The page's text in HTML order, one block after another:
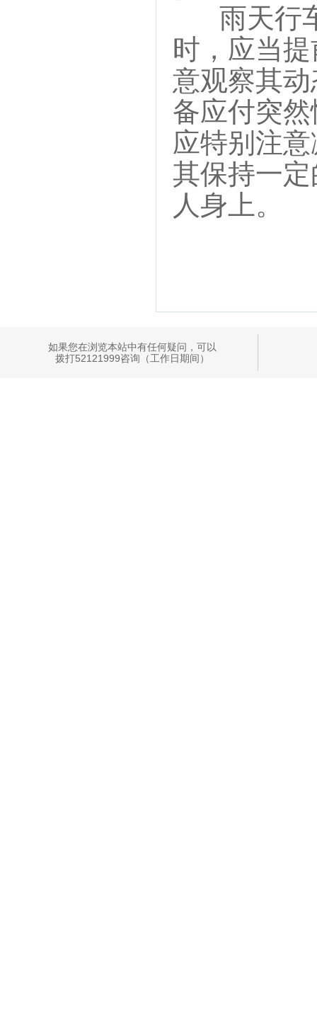
雨天行车
时，应当
意观察其
备应付突
应特别注
其保持一
人身上。
如果您在浏览本站中有任何疑问，可以
拨打52121999咨询（工作日期间）